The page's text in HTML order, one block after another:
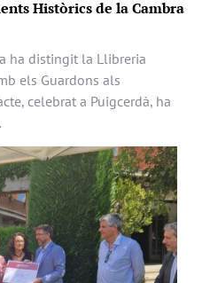
Històrics de la Cambra
ha distingit la Llibreria
els Guardons als
celebrat a Puigcerdà, ha